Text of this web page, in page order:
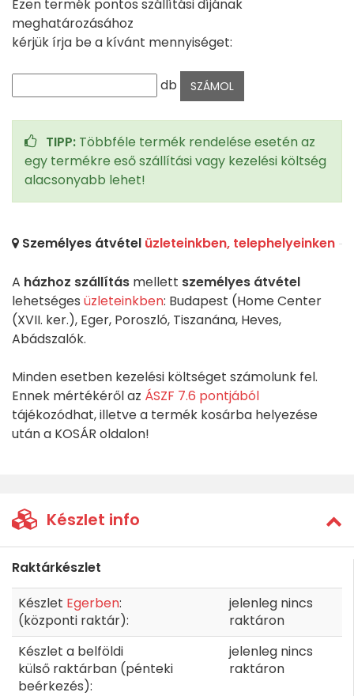
Ezen termék pontos szállítási díjának
meghatározásához
kérjük írja be a kívánt mennyiséget:
db
TIPP: Többféle termék rendelése esetén az
egy termékre eső szállítási vagy kezelési költség
alacsonyabb lehet!
Személyes átvétel üzleteinkben, telephelyeinken
A házhoz szállítás mellett személyes átvétel
lehetséges üzleteinkben: Budapest (Home Center
(XVII. ker.), Eger, Poroszló, Tiszanána, Heves,
Abádszalók.
Minden esetben kezelési költséget számolunk fel.
Ennek mértékéről az ÁSZF 7.6 pontjából
tájékozódhat, illetve a termék kosárba helyezése
után a KOSÁR oldalon!
Készlet info
Raktárkészlet
Készlet Egerben:
(központi raktár):
jelenleg nincs
raktáron
Készlet a belföldi
külső raktárban (pénteki
beérkezés):
jelenleg nincs
raktáron